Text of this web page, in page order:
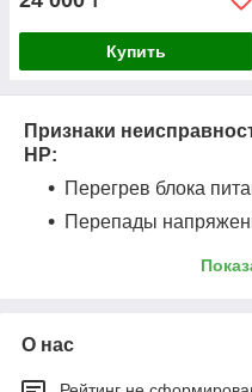
Купить
Признаки
HP:
Перегрев блока
Перепады
Треск, писк или искры
Если вы заметили один из
рискуйте. Обратитесь в
О нас